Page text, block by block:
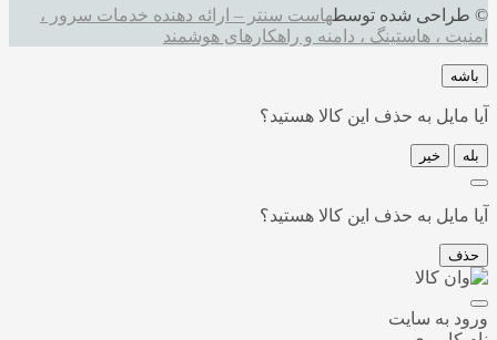
© طراحی شده توسطهاست سنتر – ارائه دهنده خدمات سرور ،
امنیت ، هاستینگ ، دامنه و راهکارهای هوشمند
باشه
آیا مایل به حذف این کالا هستید؟
بله خیر
آیا مایل به حذف این کالا هستید؟
حذف
ورود به سایت